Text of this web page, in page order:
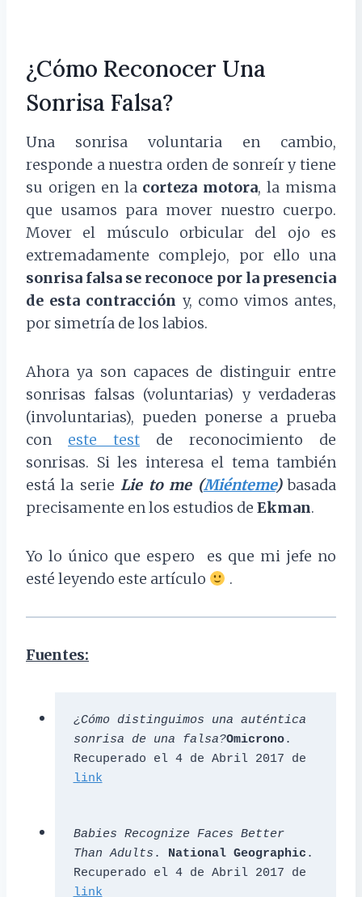
¿Cómo Reconocer Una
Sonrisa Falsa?
Una sonrisa voluntaria en cambio,
responde a nuestra orden de sonreír y tiene
su origen en la corteza motora, la misma
que usamos para mover nuestro cuerpo.
Mover el músculo orbicular del ojo es
extremadamente complejo, por ello una
sonrisa falsa se reconoce por la presencia
de esta contracción y, como vimos antes,
por simetría de los labios.
Ahora ya son capaces de distinguir entre
sonrisas falsas (voluntarias) y verdaderas
(involuntarias), pueden ponerse a prueba
con este test de reconocimiento de
sonrisas. Si les interesa el tema también
está la serie Lie to me (Miénteme)basada
precisamente en los estudios de Ekman.
Yo lo único que espero es que mi jefe no
esté leyendo este artículo
.
Fuentes:
¿Cómo distinguimos una auténtica
sonrisa de una falsa?Omicrono.
link
Babies Recognize Faces Better
Than Adults . National Geographic .
link